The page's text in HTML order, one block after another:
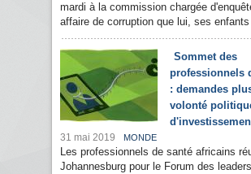
mardi à la commission chargée
affaire de corruption que lui, ses
Sommet des
professionnels
: demandes
volonté
31 mai 2019 MONDE
Les professionnels de santé africains
Johannesburg pour le Forum des